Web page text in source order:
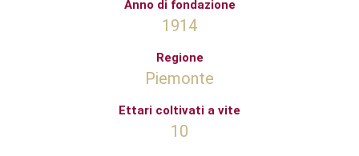
Anno di fondazione
1914
Regione
Piemonte
Ettari coltivati a vite
10